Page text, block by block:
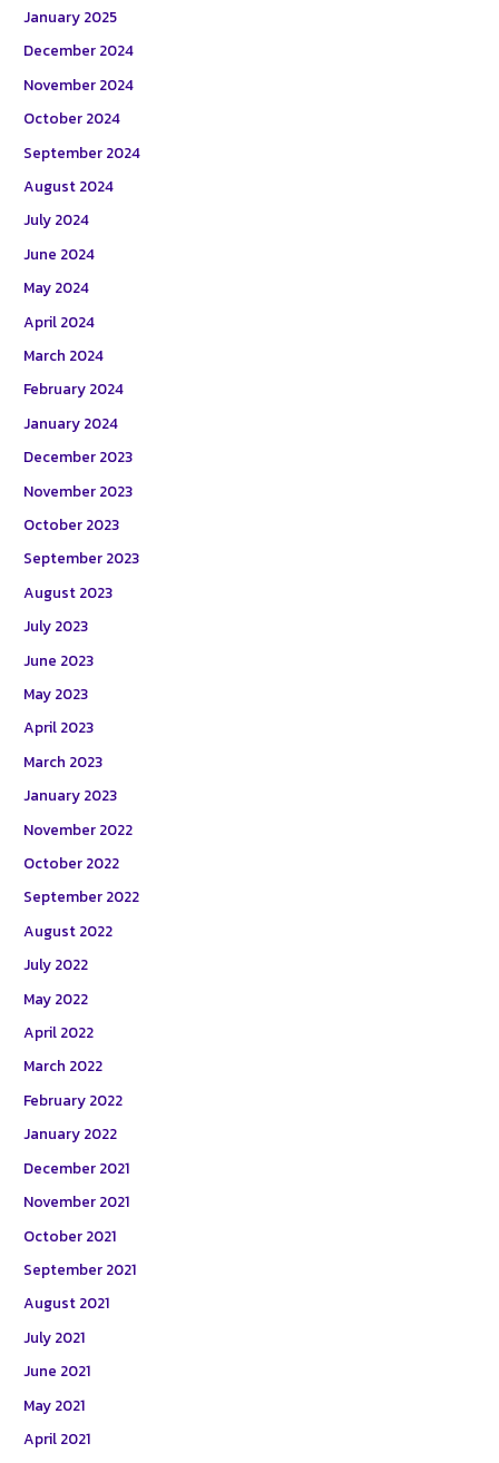
January 2025
December 2024
November 2024
October 2024
September 2024
August 2024
July 2024
June 2024
May 2024
April 2024
March 2024
February 2024
January 2024
December 2023
November 2023
October 2023
September 2023
August 2023
July 2023
June 2023
May 2023
April 2023
March 2023
January 2023
November 2022
October 2022
September 2022
August 2022
July 2022
May 2022
April 2022
March 2022
February 2022
January 2022
December 2021
November 2021
October 2021
September 2021
August 2021
July 2021
June 2021
May 2021
April 2021